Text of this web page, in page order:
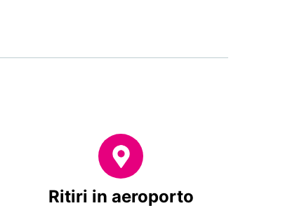
Ritiri in aeroporto